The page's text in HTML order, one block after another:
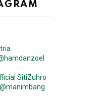
SitiZuhro